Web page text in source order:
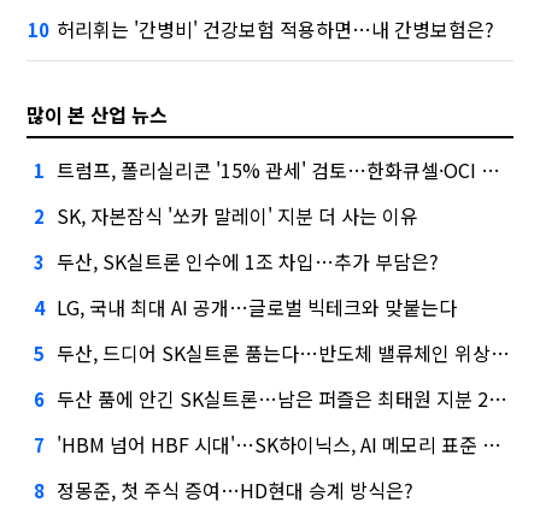
10 허리휘는 '간병비' 건강보험 적용하면…내 간병보험은?
많이 본 산업 뉴스
1 트럼프, 폴리실리콘 '15% 관세' 검토…한화큐셀·OCI 영향은?
2 SK, 자본잠식 '쏘카 말레이' 지분 더 사는 이유
3 두산, SK실트론 인수에 1조 차입…추가 부담은?
4 LG, 국내 최대 AI 공개…글로벌 빅테크와 맞붙는다
5 두산, 드디어 SK실트론 품는다…반도체 밸류체인 위상 강화
6 두산 품에 안긴 SK실트론…남은 퍼즐은 최태원 지분 29.4%
7 'HBM 넘어 HBF 시대'…SK하이닉스, AI 메모리 표준 선점 나섰다
8 정몽준, 첫 주식 증여…HD현대 승계 방식은?